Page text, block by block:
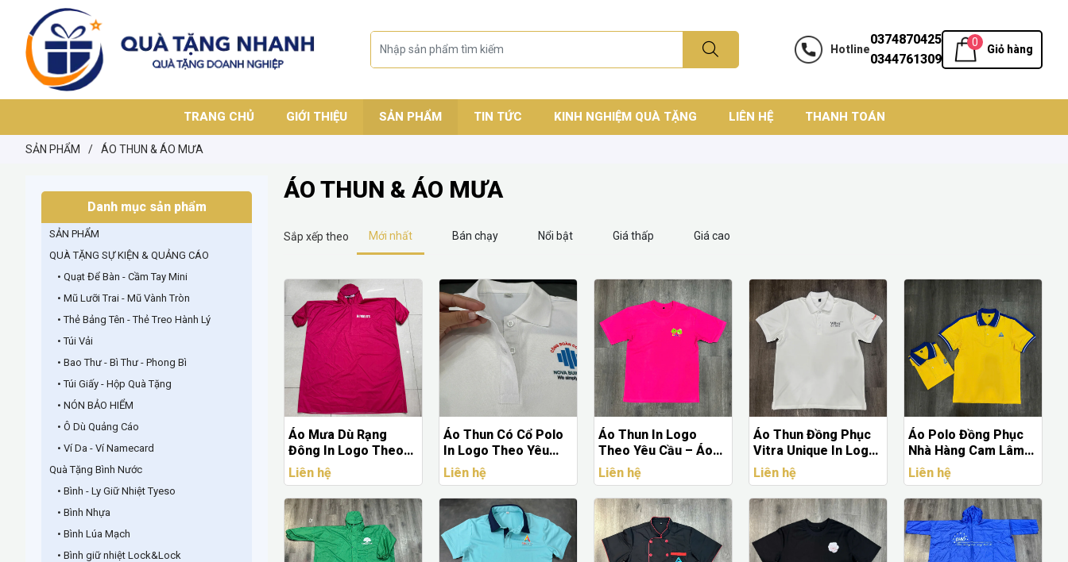
Hotline
0374870425
0344761309
0
Giỏ hàng
TRANG CHỦ GIỚI THIỆU SẢN PHẨM TIN TỨC KINH NGHIỆM QUÀ TẶNG LIÊN HỆ THANH TOÁN
SẢN PHẨM / ÁO THUN & ÁO MƯA
ÁO THUN & ÁO MƯA
Sắp xếp theo Mới nhất Bán chạy Nổi bật Giá thấp Giá cao
Áo Mưa Dù Rạng
Đông In Logo Theo
Yêu Cầu Giá Xưởng |
Sản Xuất Áo Mưa
Quảng Cáo Doanh
Nghiệp
Liên hệ
Áo Thun Có Cổ Polo
In Logo Theo Yêu
Cầu Giá Xưởng – May
Đồng Phục Doanh
Nghiệp Chuyên
Nghiệp
Liên hệ
Áo Thun In Logo
Theo Yêu Cầu – Áo
Đồng Phục, Áo Sự
Kiện Giá Xưởng
Liên hệ
Áo Thun Đồng Phục
Vitra Unique In Logo
Theo Yêu Cầu –
Xưởng May Áo Thun
Đồng Phục Giá Xưởng
Liên hệ
Áo Polo Đồng Phục
Nhà Hàng Cam Lâm
In Logo Theo Yêu
Cầu – Áo Thun Đồng
Phục Màu Vàng Xanh
Liên hệ
Danh mục sản phẩm
SẢN PHẨM
QUÀ TẶNG SỰ KIỆN & QUẢNG CÁO
• Quạt Để Bàn - Cầm Tay Mini
• Mũ Lưỡi Trai - Mũ Vành Tròn
• Thẻ Bảng Tên - Thẻ Treo Hành Lý
• Túi Vải
• Bao Thư - Bì Thư - Phong Bì
• Túi Giấy - Hộp Quà Tặng
• NÓN BẢO HIỂM
• Ô Dù Quảng Cáo
• Ví Da - Ví Namecard
Quà Tặng Bình Nước
• Bình - Ly Giữ Nhiệt Tyeso
• Bình Nhựa
• Bình Lúa Mạch
• Bình giữ nhiệt Lock&Lock